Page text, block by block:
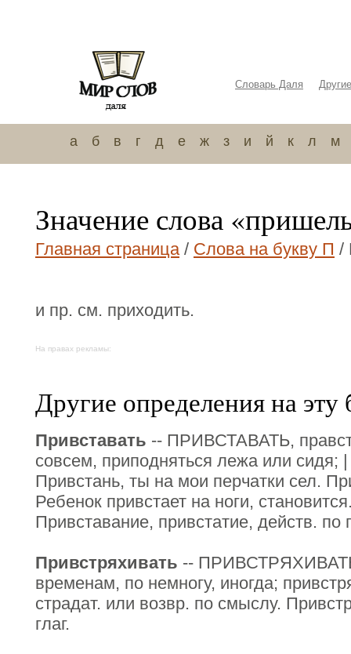
Словарь Даля
а б в г д е ж з и й к л м
Значение слова
Главная страница/ Слова на букву П /
и пр. см. приходить.
На правах рекламы:
Другие определения на эту
Привставать -- ПРИВСТАВАТЬ,
совсем, приподняться лежа или сидя; |
Привстань, ты на мои перчатки сел.
Ребенок привстает на ноги,
Привставание, привстатие, действ. по
Привстряхивать -- ПРИВСТРЯХИВАТЬ
временам, по немногу, иногда;
страдат. или возвр. по смыслу.
глаг.